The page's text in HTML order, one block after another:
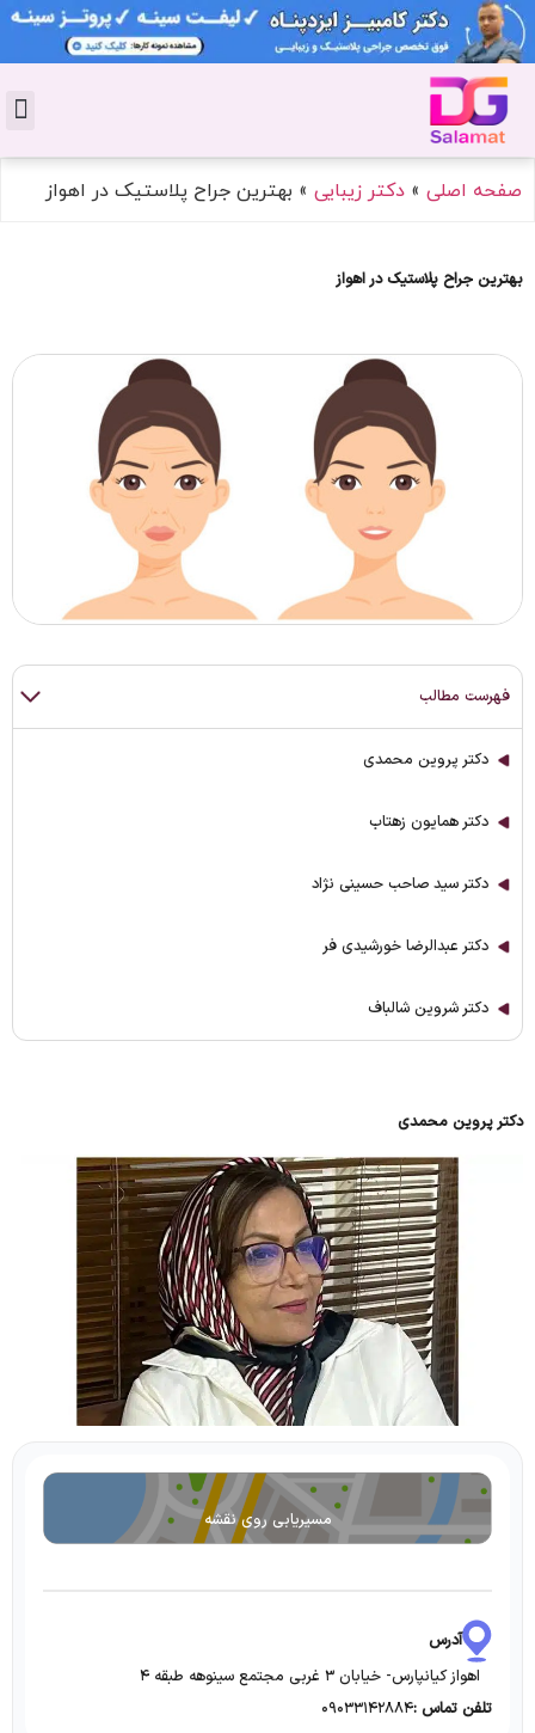
صفحه اصلی » دکتر زیبایی » بهترین جراح پلاستیک در اهواز
بهترین جراح پلاستیک در اهواز
فهرست مطالب
دکتر پروین محمدی
دکتر همایون زهتاب
دکتر سید صاحب حسینی نژاد
دکتر عبدالرضا خورشیدی فر
دکتر شروین شالباف
دکتر پروین محمدی
مسیریابی روی نقشه
آدرس
اهواز کیانپارس- خیابان ۳ غربی مجتمع سینوهه طبقه ۴
تلفن تماس :۰۹۰۳۳۱۴۲۸۸۴